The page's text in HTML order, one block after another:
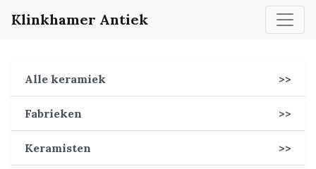
Klinkhamer Antiek
Alle keramiek >>
Fabrieken >>
Keramisten >>